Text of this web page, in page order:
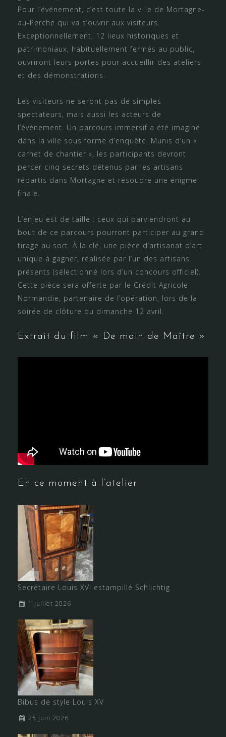
Pour l’événement, c’est toute la ville de Mortagne-
au-Perche qui va s’ouvrir aux visiteurs.
Exceptionnellement, 12 lieux historiques et
patrimoniaux, habituellement fermés au public,
ouvriront leurs portes pour accueillir des ateliers
et des démonstrations.
Les visiteurs ne seront pas de simples
spectateurs, mais aussi les acteurs de
l’événement. Un parcours immersif a été imaginé
dans la ville sous forme d’enquête. Munis d’un «
carnet de chantier », les participants devront
percer cinq secrets détenus par les artisans
répartis dans Mortagne et résoudre une énigme
finale.
L’enjeu est de taille : ceux qui parviendront au
bout de ce parcours pourront participer au grand
tirage au sort. À la clé, une pièce d’artisanat d’art
unique à gagner, réalisée par l’un des artisans
présents (sélectionné lors d’un concours officiel).
Cette pièce sera offerte par le Crédit Agricole
Normandie, partenaire de l’opération, lors de la
soirée de clôture du dimanche 12 avril.
Extrait du film « De main de Maître »
En ce moment à l’atelier
Secrétaire Louis XVI estampillé Schlichtig
1 juillet 2026
Bibus de style Louis XV
25 juin 2026